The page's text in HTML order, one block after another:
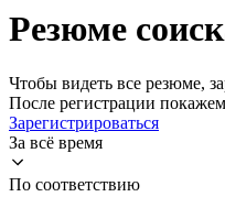
Резюме
Чтобы видеть все резюме,
После регистрации
Зарегистрироваться
За всё время
По соответствию